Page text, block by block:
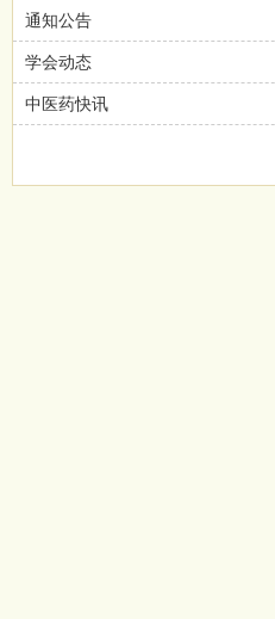
通知公告
学会动态
中医药快讯